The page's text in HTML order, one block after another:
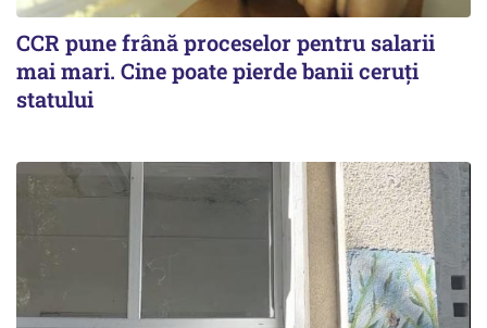
CCR pune frână proceselor pentru salarii
mai mari. Cine poate pierde banii ceruți
statului